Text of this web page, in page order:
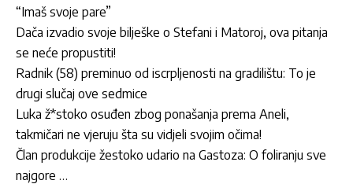
“Imaš svoje pare”
Dača izvadio svoje bilješke o Stefani i Matoroj, ova pitanja
se neće propustiti!
Radnik (58) preminuo od iscrpljenosti na gradilištu: To je
drugi slučaj ove sedmice
Luka ž*stoko osuđen zbog ponašanja prema Aneli,
takmičari ne vjeruju šta su vidjeli svojim očima!
Član produkcije žestoko udario na Gastoza: O foliranju sve
najgore …